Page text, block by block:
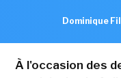
Dominique
À l'occasion des